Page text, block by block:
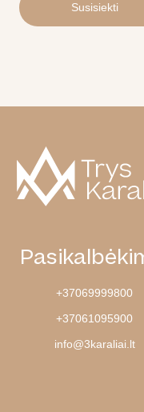
Susisiekti
+37069999800
+37061095900
info@3karaliai.lt